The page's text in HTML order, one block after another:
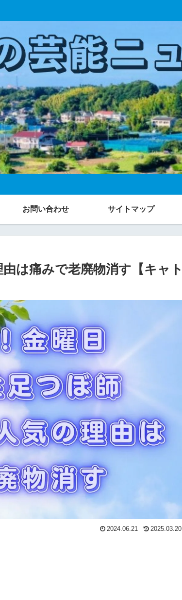
お問い合わせ サイトマップ
は痛みで老廃物消す【キャト
2024.06.21 2025.03.20